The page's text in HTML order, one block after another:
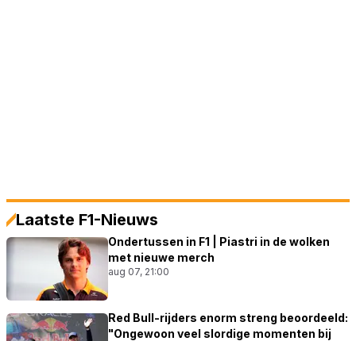
Laatste F1-Nieuws
Ondertussen in F1 | Piastri in de wolken
met nieuwe merch
aug 07, 21:00
Red Bull-rijders enorm streng beoordeeld:
"Ongewoon veel slordige momenten bij